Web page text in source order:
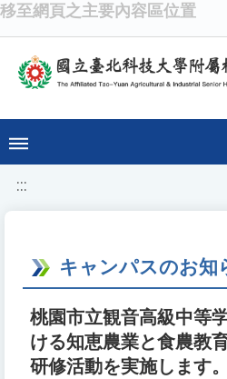
移至網頁之主要內容區位置
:::
キャンパスのお知
桃園市立観音高級中等
ける知恵農業と食農教
研修活動を実施します